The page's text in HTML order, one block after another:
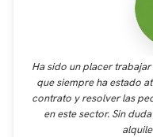
Ha sido un placer
que siempre ha estado
contrato y resolver las
en este sector. Sin